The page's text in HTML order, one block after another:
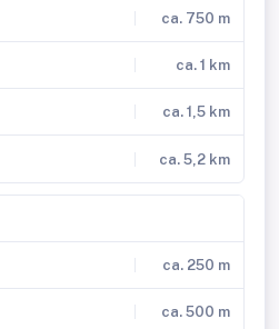
ca. 750 m
ca. 1 km
ca. 1,5 km
ca. 5,2 km
ca. 250 m
ca. 500 m